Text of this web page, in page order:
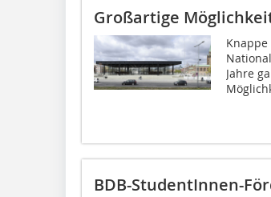
Großartige
Jahre
BDB-StudentInnen-